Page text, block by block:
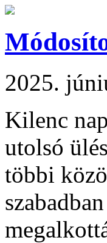
2025.
Kilenc
utolsó
többi